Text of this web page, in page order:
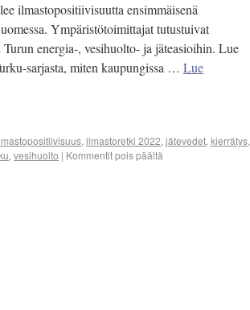
ilmastopositiivisuutta ensimmäisenä
Ympäristötoimittajat tutustuivat
energia-, vesihuolto- ja jäteasioihin. Lue
sarjasta, miten kaupungissa … Lue
, ilmastoretki 2022, jätevedet, kierrätys,
, vesihuolto | Kommentit pois päältä